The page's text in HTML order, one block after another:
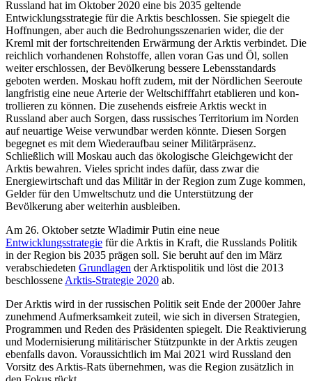
Russland hat im Oktober 2020 eine bis 2035 geltende
Entwicklungsstrategie für die Ark­tis beschlossen. Sie spiegelt die
Hoffnungen, aber auch die Bedrohungsszenarien wider, die der
Kreml mit der fortschreitenden Erwärmung der Arktis verbindet. Die
reichlich vorhandenen Rohstoffe, allen voran Gas und Öl, sollen
weiter erschlossen, der Bevölke­rung bessere Lebensstandards
geboten werden. Moskau hofft zudem, mit der Nörd­lichen Seeroute
langfristig eine neue Arterie der Weltschifffahrt etablieren und kon­
trollieren zu können. Die zusehends eisfreie Arktis weckt in
Russland aber auch Sor­gen, dass russisches Territorium im Norden
auf neuartige Weise verwundbar werden könnte. Diesen Sorgen
begegnet es mit dem Wiederaufbau seiner Militärpräsenz.
Schließlich will Moskau auch das ökologische Gleichgewicht der
Arktis bewahren. Vieles spricht indes dafür, dass zwar die
Energiewirtschaft und das Militär in der Region zum Zuge kommen,
Gelder für den Umweltschutz und die Unterstützung der
Bevölkerung aber weiterhin ausbleiben.
Am 26. Oktober setzte Wladimir Putin eine neue
Entwicklungsstrategie für die Arktis in Kraft, die Russlands Politik
in der Region bis 2035 prägen soll. Sie beruht auf den im März
verabschiedeten Grundlagen der Ark­tis­politik und löst die 2013
beschlossene Arktis-Strategie 2020 ab.
Der Arktis wird in der russischen Politik seit Ende der 2000er Jahre
zunehmend Auf­merksamkeit zuteil, wie sich in diversen Strategien,
Programmen und Reden des Prä­sidenten spiegelt. Die Reaktivierung
und Modernisierung militärischer Stützpunkte in der Arktis zeugen
ebenfalls davon. Vor­aussichtlich im Mai 2021 wird Russland den
Vorsitz des Arktis-Rats übernehmen, was die Region zusätzlich in